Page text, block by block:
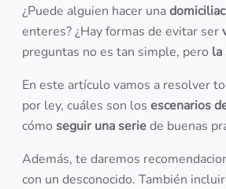
¿Puede alguien hacer una
enteres? ¿Hay formas de evitar ser
preguntas no es tan simple, pero la
En este artículo vamos a resolver
por ley, cuáles son los escenarios
cómo seguir una seriede buenas
Además, te daremos
con un desconocido. También